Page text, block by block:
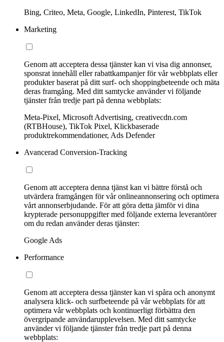
Bing, Criteo, Meta, Google, LinkedIn, Pinterest, TikTok
Marketing
Genom att acceptera dessa tjänster kan vi visa dig annonser,
sponsrat innehåll eller rabattkampanjer för vår webbplats eller
produkter baserat på ditt surf- och shoppingbeteende och mäta
deras framgång. Med ditt samtycke använder vi följande
tjänster från tredje part på denna webbplats:
Meta-Pixel, Microsoft Advertising, creativecdn.com
(RTBHouse), TikTok Pixel, Klickbaserade
produktrekommendationer, Ads Defender
Avancerad Conversion-Tracking
Genom att acceptera denna tjänst kan vi bättre förstå och
utvärdera framgången för vår onlineannonsering och optimera
vårt annonserbjudande. För att göra detta jämför vi dina
krypterade personuppgifter med följande externa leverantörer
om du redan använder deras tjänster:
Google Ads
Performance
Genom att acceptera dessa tjänster kan vi spåra och anonymt
analysera klick- och surfbeteende på vår webbplats för att
optimera vår webbplats och kontinuerligt förbättra den
övergripande användarupplevelsen. Med ditt samtycke
använder vi följande tjänster från tredje part på denna
webbplats: